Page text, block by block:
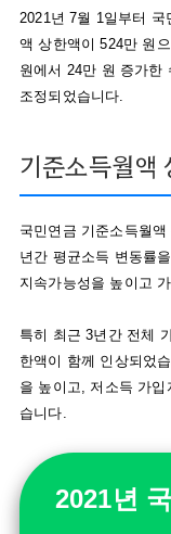
2021년 7월 1일부터
액 상한액이 524만 원
원에서 24만 원 증가한
조정되었습니다.
기준소득월액
국민연금 기준소득월
년간 평균소득 변동률
지속가능성을 높이고
특히 최근 3년간 전체
한액이 함께 인상되었
을 높이고, 저소득 가
습니다.
2021년